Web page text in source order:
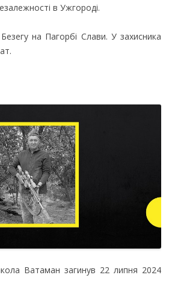
в Ужгороді.
на Пагорбі Слави. У захисника
Ватаман загинув 22 липня 2024